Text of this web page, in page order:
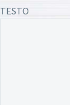
TESTO